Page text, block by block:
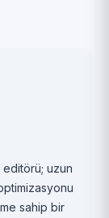
uzun
sahip bir